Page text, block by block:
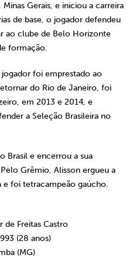
Gerais, e iniciou a carreira
de base, o jogador defendeu
ao clube de Belo Horizonte
formação.
foi emprestado ao
do Rio de Janeiro, foi
em 2013 e 2014, e
a Seleção Brasileira no
Brasil e encerrou a sua
Grêmio, Alisson ergueu a
e foi tetracampeão gaúcho.
de Freitas Castro
(28 anos)
(MG)